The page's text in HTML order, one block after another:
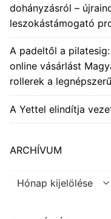
dohányzásról –
leszokástámogató
A padeltől a
online vásárlást
rollerek a
A Yettel elindítja
ARCHÍVUM
Archívum